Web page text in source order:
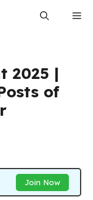
2025 |
of
Join Now